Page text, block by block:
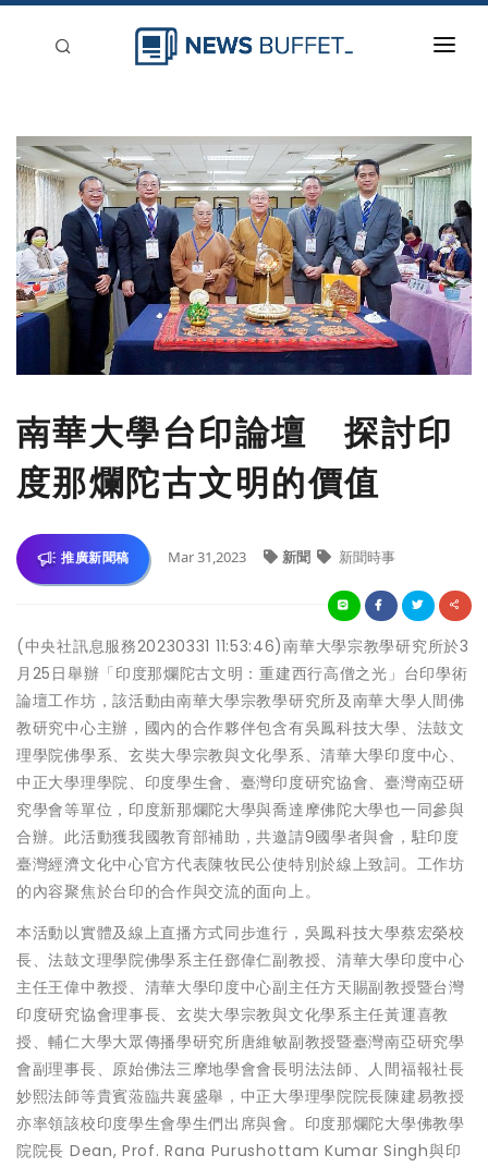
新聞稿分類
登入
刊登
南華大學台印論壇 探討印
度那爛陀古文明的價值
推廣新聞稿 Mar 31,2023 新聞 新聞時事
(中央社訊息服務20230331 11:53:46)南華大學宗教學研究所於3
月25日舉辦「印度那爛陀古文明：重建西行高僧之光」台印學術
論壇工作坊，該活動由南華大學宗教學研究所及南華大學人間佛
教研究中心主辦，國內的合作夥伴包含有吳鳳科技大學、法鼓文
理學院佛學系、玄奘大學宗教與文化學系、清華大學印度中心、
中正大學理學院、印度學生會、臺灣印度研究協會、臺灣南亞研
究學會等單位，印度新那爛陀大學與喬達摩佛陀大學也一同參與
合辦。此活動獲我國教育部補助，共邀請9國學者與會，駐印度
臺灣經濟文化中心官方代表陳牧民公使特別於線上致詞。工作坊
的內容聚焦於台印的合作與交流的面向上。
本活動以實體及線上直播方式同步進行，吳鳳科技大學蔡宏榮校
長、法鼓文理學院佛學系主任鄧偉仁副教授、清華大學印度中心
主任王偉中教授、清華大學印度中心副主任方天賜副教授暨台灣
印度研究協會理事長、玄奘大學宗教與文化學系主任黃運喜教
授、輔仁大學大眾傳播學研究所唐維敏副教授暨臺灣南亞研究學
會副理事長、原始佛法三摩地學會會長明法法師、人間福報社長
妙熙法師等貴賓蒞臨共襄盛舉，中正大學理學院院長陳建易教授
亦率領該校印度學生會學生們出席與會。印度那爛陀大學佛教學
院院長 Dean, Prof. Rana Purushottam Kumar Singh與印